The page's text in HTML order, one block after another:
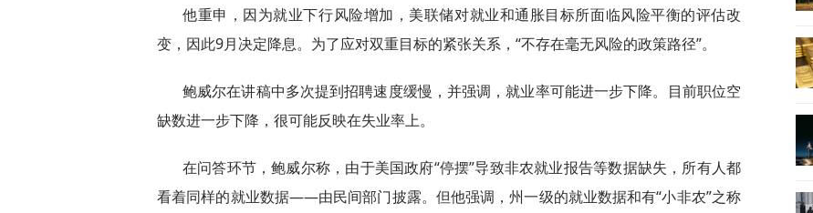
他重申，因为就业下行风险增加，美联储对就业和通胀目标所面临风险平衡的评估改
变，因此9月决定降息。为了应对双重目标的紧张关系，“不存在毫无风险的政策路径”。
鲍威尔在讲稿中多次提到招聘速度缓慢，并强调，就业率可能进一步下降。目前职位空
缺数进一步下降，很可能反映在失业率上。
在问答环节，鲍威尔称，由于美国政府“停摆”导致非农就业报告等数据缺失，所有人都
看着同样的就业数据——由民间部门披露。但他强调，州一级的就业数据和有“小非农”之称